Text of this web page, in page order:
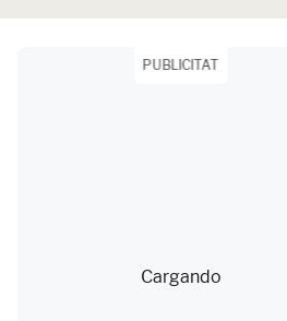
PUBLICITAT